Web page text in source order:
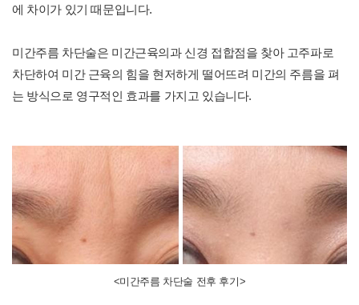
에 차이가 있기 때문입니다.
미간주름 차단술은 미간근육의과 신경 접합점을 찾아 고주파로
차단하여 미간 근육의 힘을 현저하게 떨어뜨려 미간의 주름을 펴
는 방식으로 영구적인 효과를 가지고 있습니다.
<미간주름 차단술 전후 후기>